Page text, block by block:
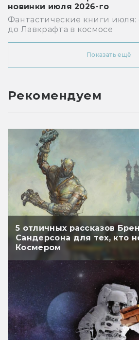
новинки июля 2026-го
Фантастические книги июля:
до Лавкрафта в космосе
Показать ещё
Рекомендуем
5 отличных рассказов
Сандерсона для тех, кто
Космером